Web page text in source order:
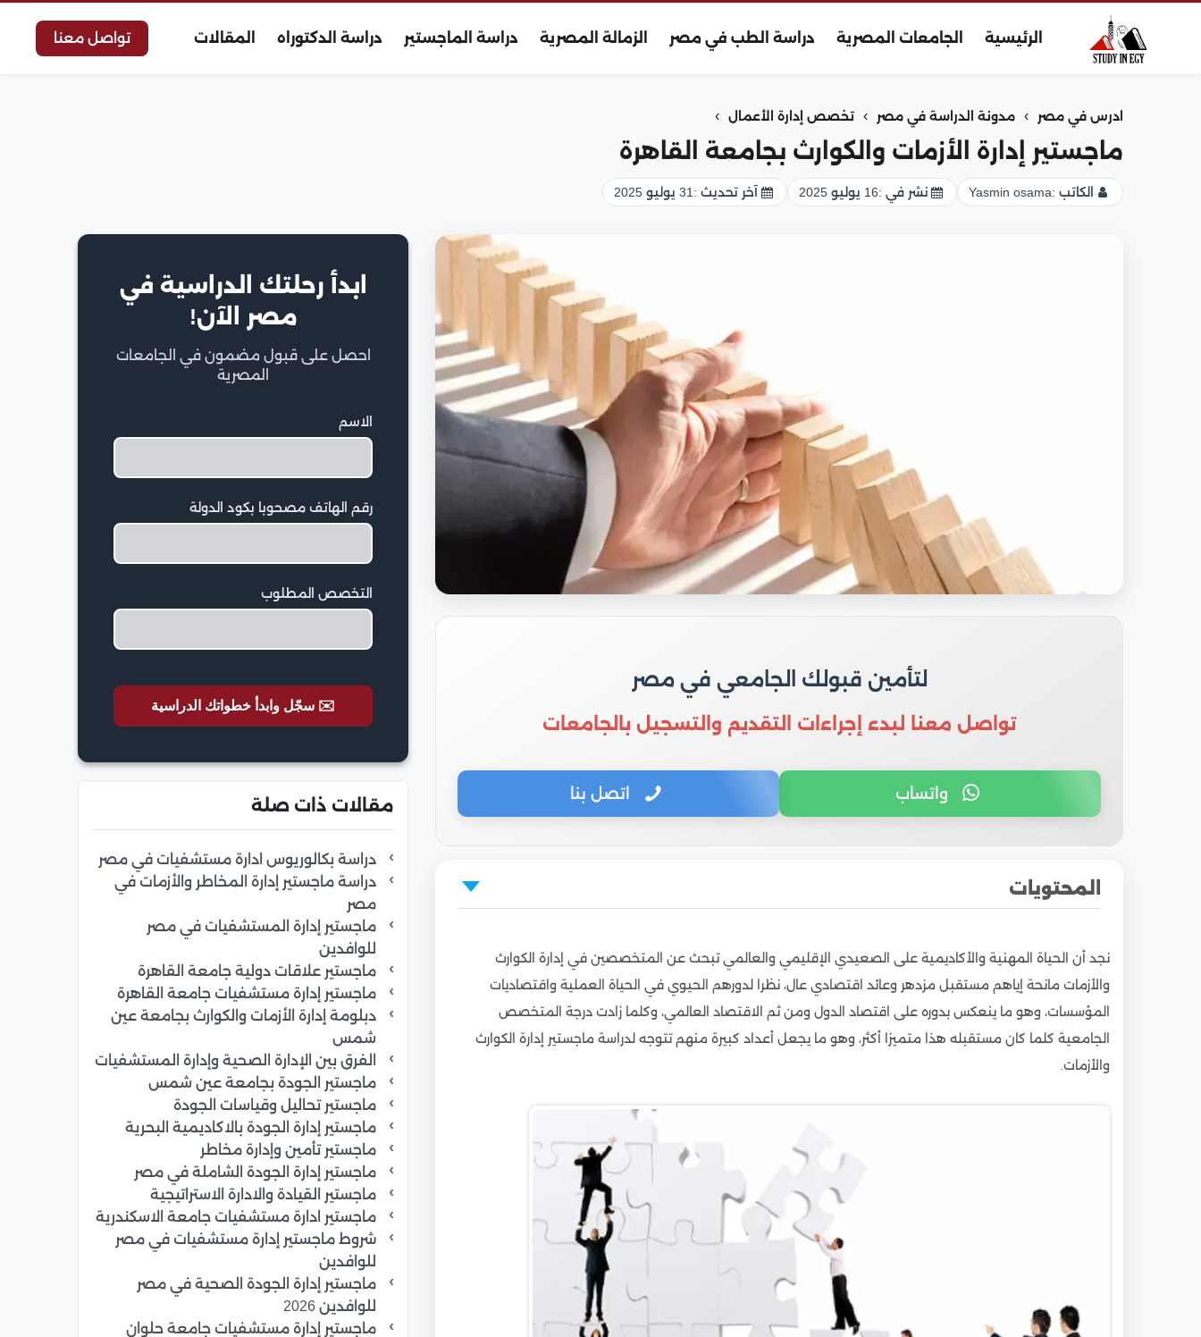
الرئيسية الجامعات المصرية دراسة الطب في مصر الزمالة المصرية دراسة الماجستير دراسة الدكتوراه المقالات تواصل معنا
ادرس في مصر › مدونة الدراسة في مصر › تخصص إدارة الأعمال ›
ماجستير إدارة الأزمات والكوارث بجامعة القاهرة
الكاتب :Yasmin osama نشر في :16 يوليو 2025 آخر تحديث : 31 يوليو 2025
لتأمين قبولك الجامعي في مصر
تواصل معنا لبدء إجراءات التقديم والتسجيل بالجامعات
واتساب اتصل بنا
المحتويات
1.1
الجامعات المصرية تمنح برنامج ماجستير المخاطر والأزمات
1.2
إجراء رسالة بحثية كانت مميزة عن تخصص إدارة المخاطر والأزمات بسهولة تامة في بيئات تساعد على
البحث والاطلاع
1.3
الحصول على شهادة جامعية في ماجستير إدارة المخاطر والأزمات معترف بها دوليا وإقليميا
ماجستير إدارة الأزمات والكوارث بجامعة القاهرة
لماذا مستقبل التخصص مشرق؟
نجد أن الحياة المهنية والأكاديمية على الصعيدي الإقليمي والعالمي تبحث عن المتخصصين في إدارة الكوارث
والأزمات مانحة إياهم مستقبل مزدهر وعائد اقتصادي عال، نظرا لدورهم الحيوي في الحياة العملية واقتصاديات
المؤسسات، وهو ما ينعكس بدوره على اقتصاد الدول ومن ثم الاقتصاد العالمي، وكلما زادت درجة المتخصص
الجامعية كلما كان مستقبله هذا متميزا أكثر، وهو ما يجعل أعداد كبيرة منهم تتوجه لدراسة ماجستير إدارة الكوارث
والأزمات.
ابدأ رحلتك الدراسية في
مصر الآن!
احصل على قبول مضمون في الجامعات
المصرية
الاسم
رقم الهاتف مصحوبا بكود الدولة
التخصص المطلوب
✉️ سجّل وابدأ خطواتك الدراسية
مقالات ذات صلة
دراسة بكالوريوس ادارة مستشفيات في مصر
دراسة ماجستير إدارة المخاطر والأزمات في
مصر
ماجستير إدارة المستشفيات في مصر
للوافدين
ماجستير علاقات دولية جامعة القاهرة
ماجستير إدارة مستشفيات جامعة القاهرة
دبلومة إدارة الأزمات والكوارث بجامعة عين
شمس
الفرق بين الإدارة الصحية وإدارة المستشفيات
ماجستير الجودة بجامعة عين شمس
ماجستير تحاليل وقياسات الجودة
ماجستير إدارة الجودة بالاكاديمية البحرية
ماجستير تأمين وإدارة مخاطر
ماجستير إدارة الجودة الشاملة في مصر
ماجستير القيادة والادارة الاستراتيجية
ماجستير ادارة مستشفيات جامعة الاسكندرية
شروط ماجستير إدارة مستشفيات في مصر
للوافدين
ماجستير إدارة الجودة الصحية في مصر
للوافدين 2026
ماجستير إدارة مستشفيات جامعة حلوان